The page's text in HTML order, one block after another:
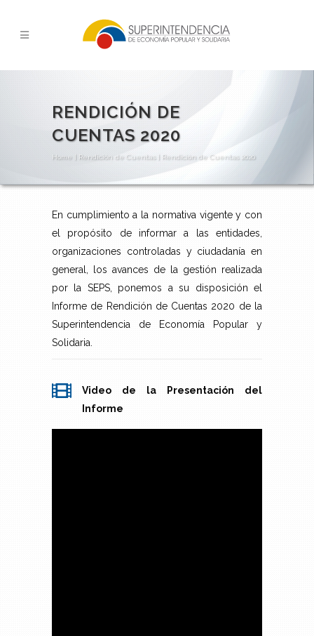
RENDICIÓN DE
CUENTAS 2020
Home | Rendición de Cuentas| Rendición de Cuentas 2020
En cumplimiento a la normativa vigente y con
el propósito de informar a las entidades,
organizaciones controladas y ciudadanía en
general, los avances de la gestión realizada
por la SEPS, ponemos a su disposición el
Informe de Rendición de Cuentas 2020 de la
Superintendencia de Economía Popular y
Solidaria.
Video de la Presentación del
Informe